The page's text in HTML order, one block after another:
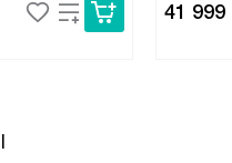
41 999